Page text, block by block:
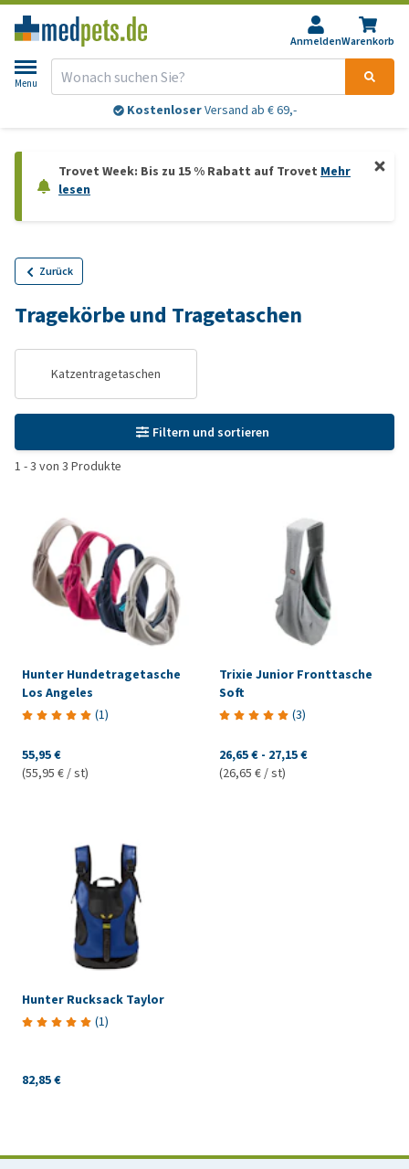
AnmeldenWarenkorb
Menu
KostenloserVersand ab € 69,-
Trovet Week: Bis zu 15 % Rabatt auf Trovet Mehr
lesen
Zurück
Tragekörbe und Tragetaschen
Katzentragetaschen
Filtern und sortieren
1 -3 von 3 Produkte
Hunter Hundetragetasche
Los Angeles
(1)
55,95 €
(55,95 € / st)
Trixie Junior Fronttasche
Soft
(3)
26,65 € - 27,15 €
(26,65 € / st)
Hunter Rucksack Taylor
(1)
82,85 €